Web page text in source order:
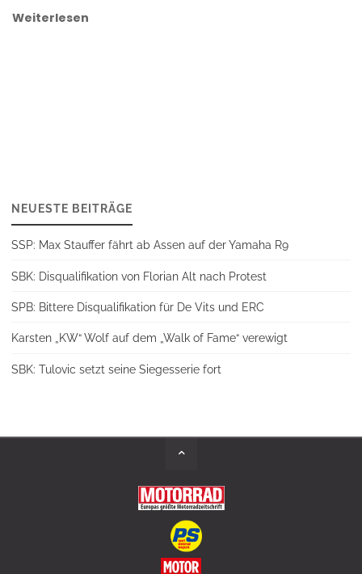
Weiterlesen
NEUESTE BEITRÄGE
SSP: Max Stauffer fährt ab Assen auf der Yamaha R9
SBK: Disqualifikation von Florian Alt nach Protest
SPB: Bittere Disqualifikation für De Vits und ERC
Karsten „KW“ Wolf auf dem „Walk of Fame“ verewigt
SBK: Tulovic setzt seine Siegesserie fort
Back